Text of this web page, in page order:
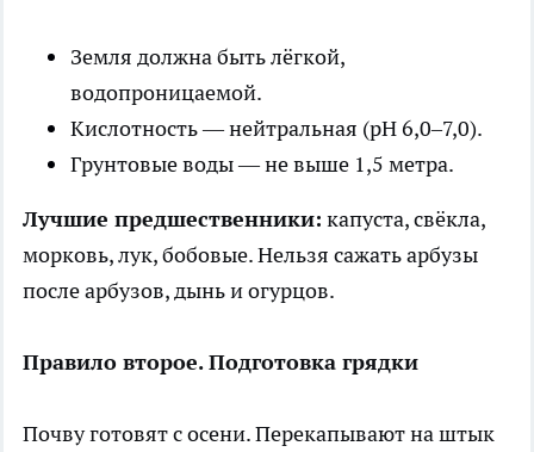
Земля должна быть лёгкой,
водопроницаемой.
Кислотность — нейтральная (pH 6,0–7,0).
Грунтовые воды — не выше 1,5 метра.
Лучшие предшественники: капуста, свёкла,
морковь, лук, бобовые. Нельзя сажать арбузы
после арбузов, дынь и огурцов.
Правило второе. Подготовка грядки
Почву готовят с осени. Перекапывают на штык